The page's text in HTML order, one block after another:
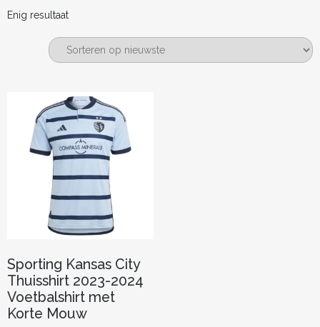
Enig resultaat
Sporting Kansas City
Thuisshirt 2023-2024
Voetbalshirt met
Korte Mouw